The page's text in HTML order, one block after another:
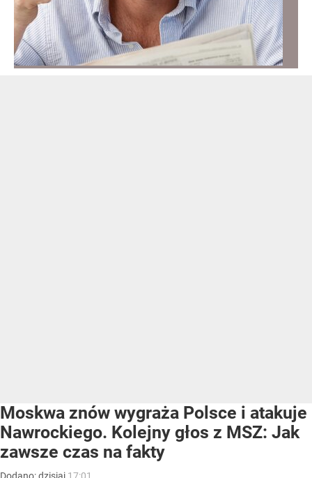
Moskwa znów wygraża Polsce i atakuje
Nawrockiego. Kolejny głos z MSZ: Jak
zawsze czas na fakty